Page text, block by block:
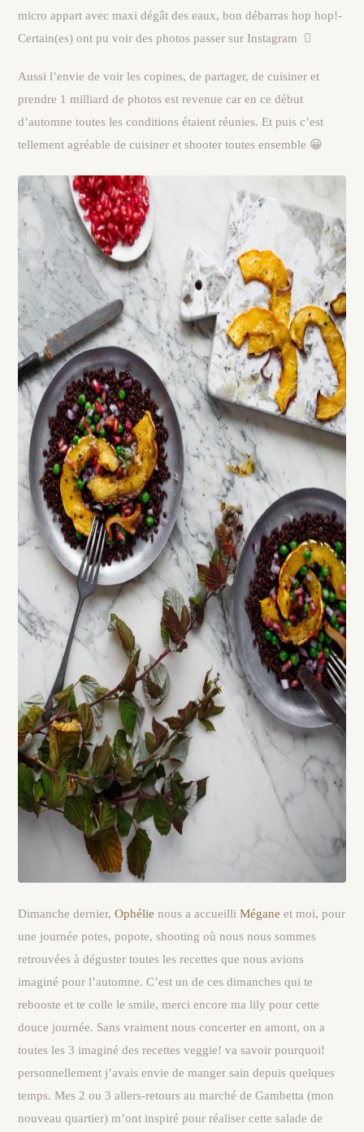
micro appart avec maxi dégât des eaux, bon débarras hop hop!-
Certain(es) ont pu voir des photos passer sur Instagram 
Aussi l’envie de voir les copines, de partager, de cuisiner et
prendre 1 milliard de photos est revenue car en ce début
d’automne toutes les conditions étaient réunies. Et puis c’est
tellement agréable de cuisiner et shooter toutes ensemble 😀
Dimanche dernier,Ophélie nous a accueilliMégane et moi, pour
une journée potes, popote, shooting où nous nous sommes
retrouvées à déguster toutes les recettes que nous avions
imaginé pour l’automne. C’est un de ces dimanches qui te
rebooste et te colle le smile, merci encore ma lily pour cette
douce journée. Sans vraiment nous concerter en amont, on a
toutes les 3 imaginé des recettes veggie! va savoir pourquoi!
personnellement j’avais envie de manger sain depuis quelques
temps. Mes 2 ou 3 allers-retours au marché de Gambetta (mon
nouveau quartier) m’ont inspiré pour réaliser cette salade de